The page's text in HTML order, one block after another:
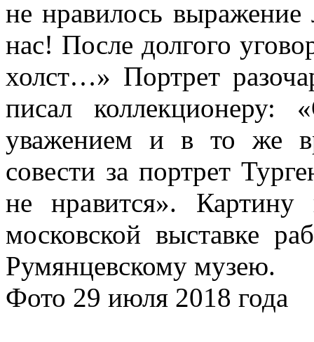
не нравилось
нас! После долгого
холст…» Портрет
писал
уважением и в то же
совести за портрет
не нравится».
московской выставке
Румянцевскому музею.
Фото 29 июля 2018 года